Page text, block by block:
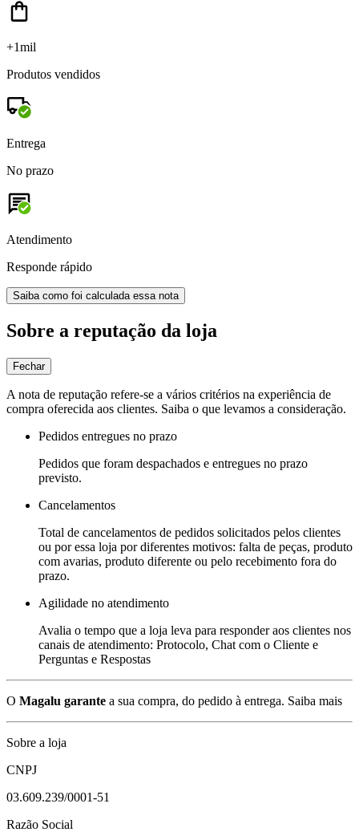
+1mil
Produtos vendidos
Entrega
No prazo
Atendimento
Responde rápido
Saiba como foi calculada essa nota
Sobre a reputação da loja
Fechar
A nota de reputação refere-se a vários critérios na experiência de
compra oferecida aos clientes. Saiba o que levamos a consideração.
Pedidos entregues no prazo
Pedidos que foram despachados e entregues no prazo
previsto.
Cancelamentos
Total de cancelamentos de pedidos solicitados pelos clientes
ou por essa loja por diferentes motivos: falta de peças, produto
com avarias, produto diferente ou pelo recebimento fora do
prazo.
Agilidade no atendimento
Avalia o tempo que a loja leva para responder aos clientes nos
canais de atendimento: Protocolo, Chat com o Cliente e
Perguntas e Respostas
O Magalu garante a sua compra, do pedido à entrega. Saiba mais
Sobre a loja
CNPJ
03.609.239/0001-51
Razão Social